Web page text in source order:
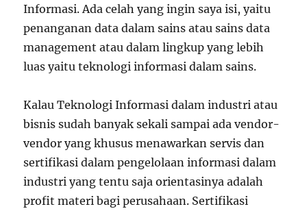
Informasi. Ada celah yang ingin saya isi, yaitu
penanganan data dalam sains atau sains data
management atau dalam lingkup yang lebih
luas yaitu teknologi informasi dalam sains.
Kalau Teknologi Informasi dalam industri atau
bisnis sudah banyak sekali sampai ada vendor-
vendor yang khusus menawarkan servis dan
sertifikasi dalam pengelolaan informasi dalam
industri yang tentu saja orientasinya adalah
profit materi bagi perusahaan. Sertifikasi